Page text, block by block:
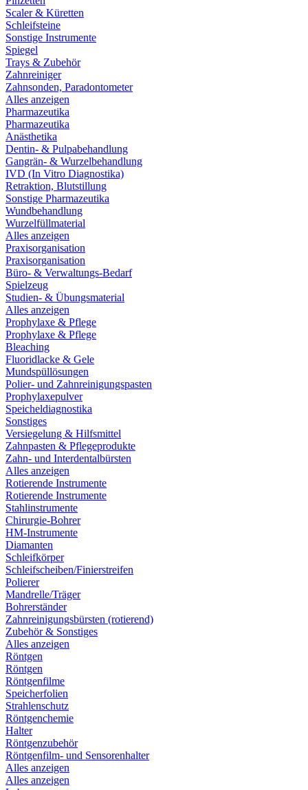
Scaler & Küretten
Schleifsteine
Sonstige Instrumente
Spiegel
Trays & Zubehör
Zahnreiniger
Zahnsonden, Paradontometer
Alles anzeigen
Pharmazeutika
Pharmazeutika
Anästhetika
Dentin- & Pulpabehandlung
Gangrän- & Wurzelbehandlung
IVD (In Vitro Diagnostika)
Retraktion, Blutstillung
Sonstige Pharmazeutika
Wundbehandlung
Wurzelfüllmaterial
Alles anzeigen
Praxisorganisation
Praxisorganisation
Büro- & Verwaltungs-Bedarf
Spielzeug
Studien- & Übungsmaterial
Alles anzeigen
Prophylaxe & Pflege
Prophylaxe & Pflege
Bleaching
Fluoridlacke & Gele
Mundspüllösungen
Polier- und Zahnreinigungspasten
Prophylaxepulver
Speicheldiagnostika
Sonstiges
Versiegelung & Hilfsmittel
Zahnpasten & Pflegeprodukte
Zahn- und Interdentalbürsten
Alles anzeigen
Rotierende Instrumente
Rotierende Instrumente
Stahlinstrumente
Chirurgie-Bohrer
HM-Instrumente
Diamanten
Schleifkörper
Schleifscheiben/Finierstreifen
Polierer
Mandrelle/Träger
Bohrerständer
Zahnreinigungsbürsten (rotierend)
Zubehör & Sonstiges
Alles anzeigen
Röntgen
Röntgen
Röntgenfilme
Speicherfolien
Strahlenschutz
Röntgenchemie
Halter
Röntgenzubehör
Röntgenfilm- und Sensorenhalter
Alles anzeigen
Alles anzeigen